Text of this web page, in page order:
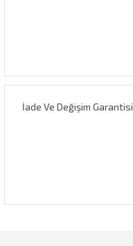
İade Ve Değişim Garantisi